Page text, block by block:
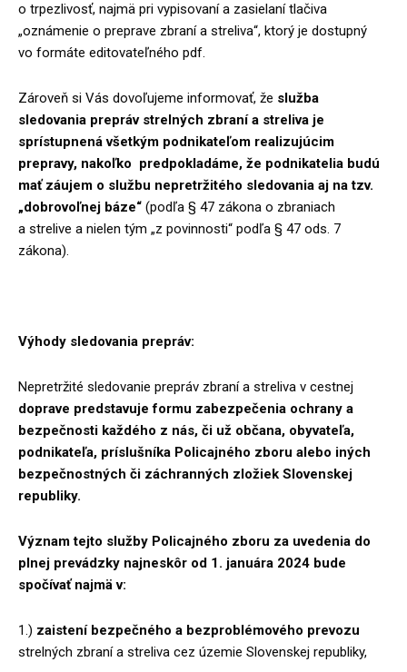
o trpezlivosť, najmä pri vypisovaní a zasielaní tlačiva
„oznámenie o preprave zbraní a streliva“, ktorý je dostupný
vo formáte editovateľného pdf.
Zároveň si Vás dovoľujeme informovať, že služba
sledovania prepráv strelných zbraní a streliva je
sprístupnená všetkým podnikateľom realizujúcim
prepravy, nakoľko predpokladáme, že podnikatelia budú
mať záujem o službu nepretržitého sledovania aj na tzv.
„dobrovoľnej báze“ (podľa § 47 zákona o zbraniach
a strelive a nielen tým „z povinnosti“ podľa § 47 ods. 7
zákona).
Výhody sledovania prepráv:
Nepretržité sledovanie prepráv zbraní a streliva v cestnej
doprave predstavuje formu zabezpečenia ochrany a
bezpečnosti každého z nás, či už občana, obyvateľa,
podnikateľa, príslušníka Policajného zboru alebo iných
bezpečnostných či záchranných zložiek Slovenskej
republiky.
Význam tejto služby Policajného zboru za uvedenia do
plnej prevádzky najneskôr od 1. januára 2024 bude
spočívať najmä v:
1.) zaistení bezpečného a bezproblémového prevozu
strelných zbraní a streliva cez územie Slovenskej republiky,